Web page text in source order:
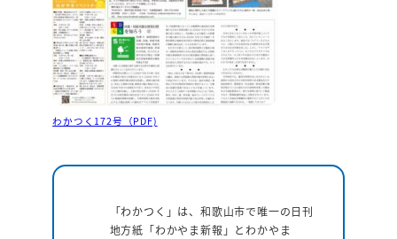
わかつく172号（PDF)
「わかつく」は、和歌山市で唯一の日刊
地方紙「わかやま新報」とわかやま